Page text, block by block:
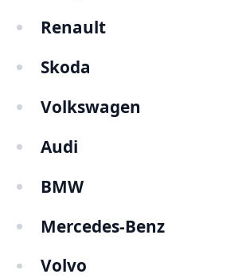
Renault
Skoda
Volkswagen
Audi
BMW
Mercedes-Benz
Volvo